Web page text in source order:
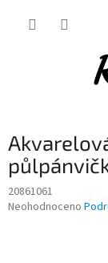
20861061
Průměrné
Neohodnoceno